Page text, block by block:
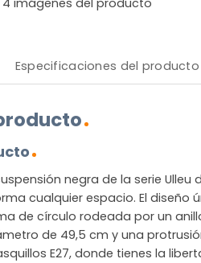
Especificaciones del producto
negra de la serie Ulleu
cualquier espacio. El diseño
de círculo rodeada por un
de 49,5 cm y una
E27, donde tienes la